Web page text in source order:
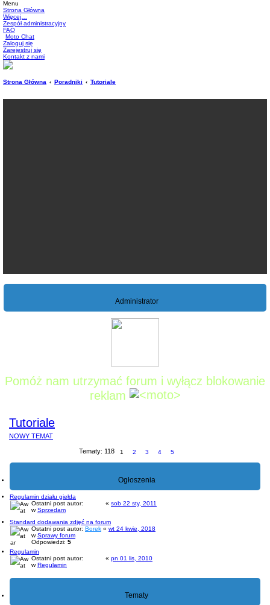
Menu
Strona Główna
Więcej…
Zespół administracyjny
FAQ
Moto Chat
Zaloguj się
Zarejestruj się
Kontakt z nami
Strona Główna Poradniki Tutoriale
Administrator
Pomóż nam utrzymać forum i wyłącz blokowanie
reklam
Tutoriale
NOWY TEMAT
Tematy: 118 1 2 3 4 5
Ogłoszenia
Regulamin działu giełda
Ostatni post autor:
« sob 22 sty, 2011
wSprzedam
Standard dodawania zdjęć na forum
Ostatni post autor: Borek « wt 24 kwie, 2018
wSprawy forum
Odpowiedzi: 5
Regulamin
Ostatni post autor:
« pn 01 lis, 2010
wRegulamin
Tematy